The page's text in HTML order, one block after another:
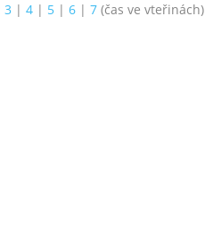
3 | 4| 5| 6| 7(čas ve vteřinách)